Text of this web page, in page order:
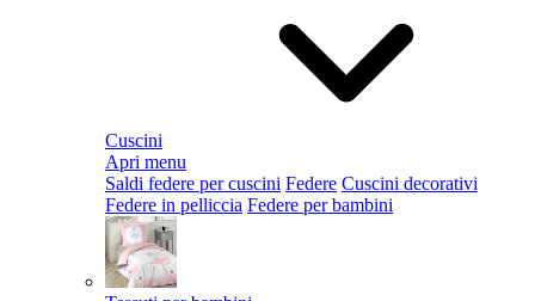
Cuscini
Apri menu
Saldi federe per cuscini Federe Cuscini decorativi
Federe in pelliccia Federe per bambini